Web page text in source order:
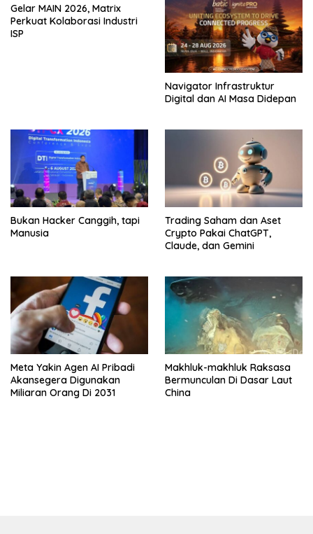
Gelar MAIN 2026, Matrix
Perkuat Kolaborasi Industri
ISP
Navigator Infrastruktur
Digital dan AI Masa Didepan
Bukan Hacker Canggih, tapi
Manusia
Trading Saham dan Aset
Crypto Pakai ChatGPT,
Claude, dan Gemini
Meta Yakin Agen AI Pribadi
Akansegera Digunakan
Miliaran Orang Di 2031
Makhluk-makhluk Raksasa
Bermunculan Di Dasar Laut
China